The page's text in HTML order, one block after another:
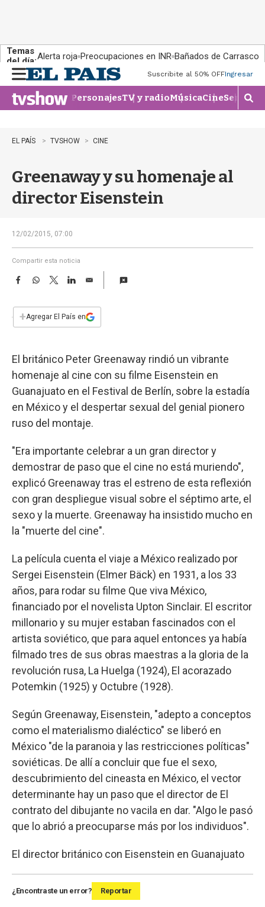
Temas
del día:Alerta roja Preocupaciones en INR Bañados de Carrasco
n
u
Suscribite al 50% OFFIngresar
PersonajesTV y radioMúsicaCineSeries
M
o
e
EL PAÍS TVSHOW CINE
Greenaway y su homenaje al
director Eisenstein
12/02/2015, 07:00
Compartir esta noticia
F
e
b
k
W
s
p
T
w
t
L
n
E
i
l
+Agregar El País en
El británico Peter Greenaway rindió un vibrante
homenaje al cine con su filme Eisenstein en
Guanajuato en el Festival de Berlín, sobre la estadía
en México y el despertar sexual del genial pionero
ruso del montaje.
"Era importante celebrar a un gran director y
demostrar de paso que el cine no está muriendo",
explicó Greenaway tras el estreno de esta reflexión
con gran despliegue visual sobre el séptimo arte, el
sexo y la muerte. Greenaway ha insistido mucho en
la "muerte del cine".
La película cuenta el viaje a México realizado por
Sergei Eisenstein (Elmer Bäck) en 1931, a los 33
años, para rodar su filme Que viva México,
financiado por el novelista Upton Sinclair. El escritor
millonario y su mujer estaban fascinados con el
artista soviético, que para aquel entonces ya había
filmado tres de sus obras maestras a la gloria de la
revolución rusa, La Huelga (1924), El acorazado
Potemkin (1925) y Octubre (1928).
Según Greenaway, Eisenstein, "adepto a conceptos
como el materialismo dialéctico" se liberó en
México "de la paranoia y las restricciones políticas"
soviéticas. De allí a concluir que fue el sexo,
descubrimiento del cineasta en México, el vector
determinante hay un paso que el director de El
contrato del dibujante no vacila en dar. "Algo le pasó
que lo abrió a preocuparse más por los individuos".
El director británico con Eisenstein en Guanajuato
¿Encontraste un error? Reportar